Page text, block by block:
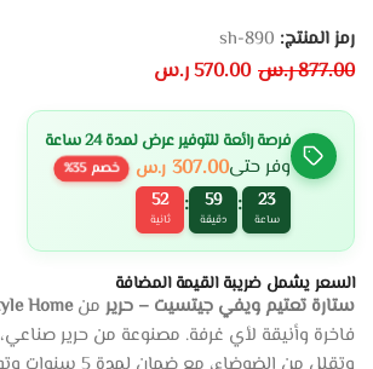
رمز المنتج: sh-890
877.00ر.س 570.00ر.س
فرصة رائعة للتوفير عرض لمدة 24 ساعة
وفر حتى307.00 ر.س خصم35
%
23
ساعة :
59
دقيقة :
52
ثانية
السعر يشمل ضريبة القيمة المضافة
ستارة تعتيم ويفي جيتسيت – حرير منHome
فاخرة وأنيقة لأي غرفة. مصنوعة من حرير صناعي،